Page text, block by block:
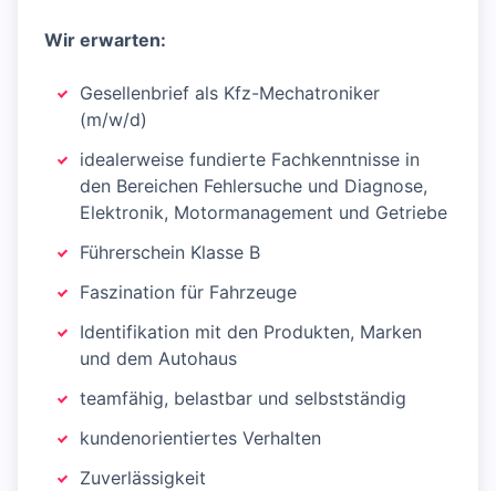
Wir erwarten:
Gesellenbrief als Kfz-Mechatroniker
(m/w/d)
idealerweise fundierte Fachkenntnisse in
den Bereichen Fehlersuche und Diagnose,
Elektronik, Motormanagement und Getriebe
Führerschein Klasse B
Faszination für Fahrzeuge
Identifikation mit den Produkten, Marken
und dem Autohaus
teamfähig, belastbar und selbstständig
kundenorientiertes Verhalten
Zuverlässigkeit